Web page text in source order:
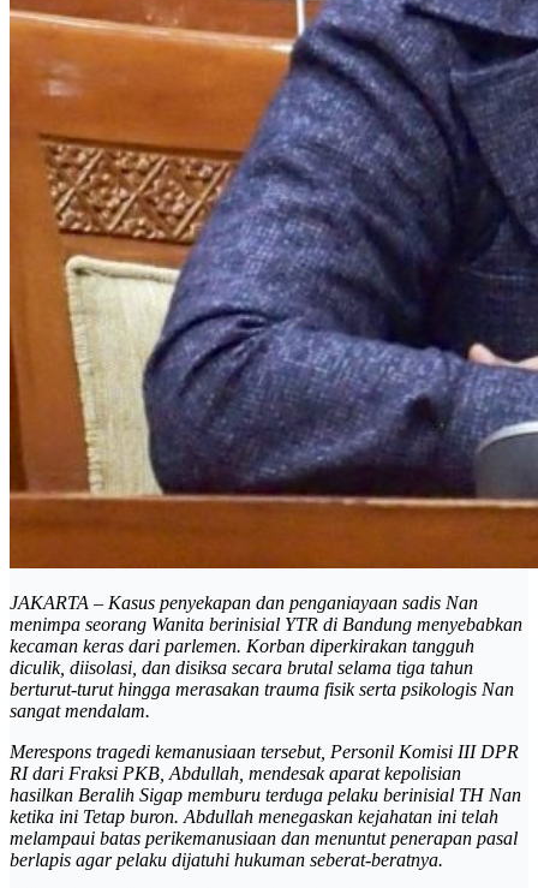
JAKARTA – Kasus penyekapan dan penganiayaan sadis Nan
menimpa seorang Wanita berinisial YTR di Bandung menyebabkan
kecaman keras dari parlemen. Korban diperkirakan tangguh
diculik, diisolasi, dan disiksa secara brutal selama tiga tahun
berturut-turut hingga merasakan trauma fisik serta psikologis Nan
sangat mendalam.
Merespons tragedi kemanusiaan tersebut, Personil Komisi III DPR
RI dari Fraksi PKB, Abdullah, mendesak aparat kepolisian
hasilkan Beralih Sigap memburu terduga pelaku berinisial TH Nan
ketika ini Tetap buron. Abdullah menegaskan kejahatan ini telah
melampaui batas perikemanusiaan dan menuntut penerapan pasal
berlapis agar pelaku dijatuhi hukuman seberat-beratnya.